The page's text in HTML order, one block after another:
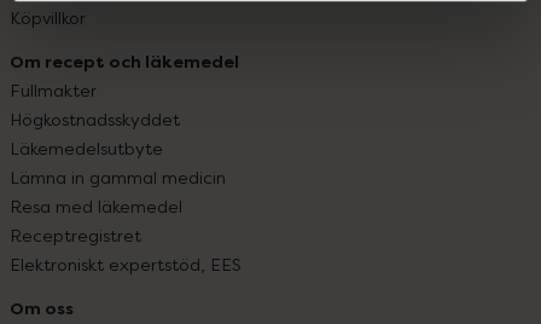
Köpvillkor
Om recept och läkemedel
Fullmakter
Högkostnadsskyddet
Läkemedelsutbyte
Lämna in gammal medicin
Resa med läkemedel
Receptregistret
Elektroniskt expertstöd, EES
Om oss